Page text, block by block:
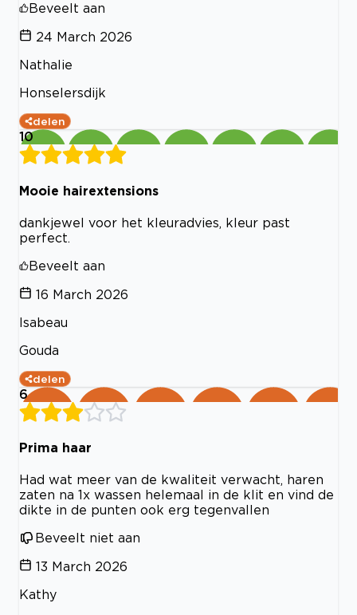
Beveelt aan
24 March 2026
Nathalie
Honselersdijk
delen
10
Mooie hairextensions
dankjewel voor het kleuradvies, kleur past
perfect.
Beveelt aan
16 March 2026
Isabeau
Gouda
delen
6
Prima haar
Had wat meer van de kwaliteit verwacht, haren
zaten na 1x wassen helemaal in de klit en vind de
dikte in de punten ook erg tegenvallen
Beveelt niet aan
13 March 2026
Kathy